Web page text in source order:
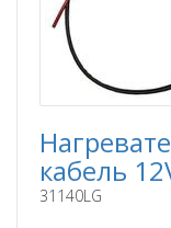
кабель
31140LG